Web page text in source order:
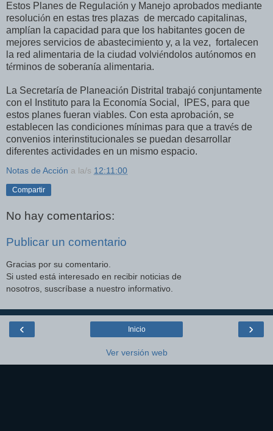
Estos Planes de Regulación y Manejo aprobados mediante
resolución en estas tres plazas de mercado capitalinas,
ampl ían la capacidad para que los habitantes gocen de
mejores servicios de abastecimiento y, a la vez, fortalecen
la red alimentaria de la ciudad volviéndolos autónomos en
términos de soberanía alimentaria.
La Secretaría de Planeación Distrital trabajó conjuntamente
con el Instituto para la Economía Social, IPES, para que
estos planes fueran viables. Con esta aprobación, se
establecen las condiciones mínimas para que a través de
convenios interinstitucionales se puedan desarrollar
diferentes actividades en un mismo espacio.
Notas de Acción a la/s 12:11:00
Compartir
No hay comentarios:
Publicar un comentario
Gracias por su comentario.
Si usted está interesado en recibir noticias de
nosotros, suscríbase a nuestro informativo.
‹ ›
Inicio
Ver versión web